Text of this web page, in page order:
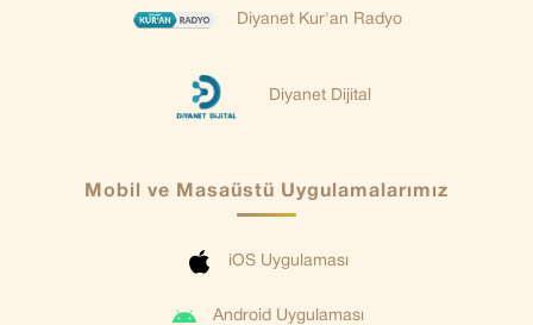
Diyanet Kur'an Radyo
Diyanet Dijital
Mobil ve Masaüstü Uygulamalarımız
iOS Uygulaması
Android Uygulaması